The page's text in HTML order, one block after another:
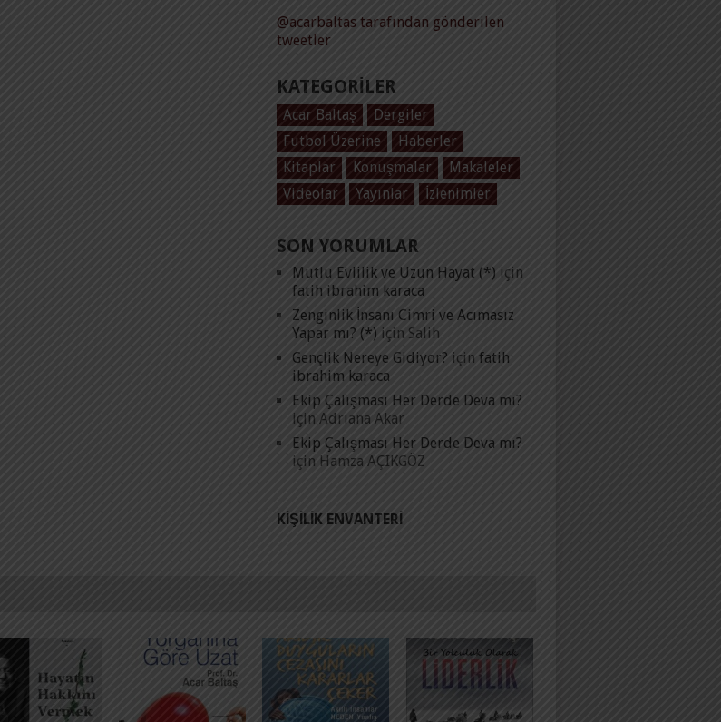
@acarbaltas tarafından gönderilen
tweetler
KATEGORILER
Acar Baltaş
Dergiler
Futbol Üzerine
Haberler
Kitaplar
Konuşmalar
Makaleler
Videolar
Yayınlar İzlenimler
SON YORUMLAR
Mutlu Evlilik ve Uzun Hayat (*) için
fatih ibrahim karaca
Zenginlik İnsanı Cimri ve Acımasız
Yapar mı? (*) için Salih
Gençlik Nereye Gidiyor? içinfatih
ibrahim karaca
Ekip Çalışması Her Derde Deva mı?
için Adrıana Akar
Ekip Çalışması Her Derde Deva mı?
için Hamza AÇIKGÖZ
KIŞILIK ENVANTERI